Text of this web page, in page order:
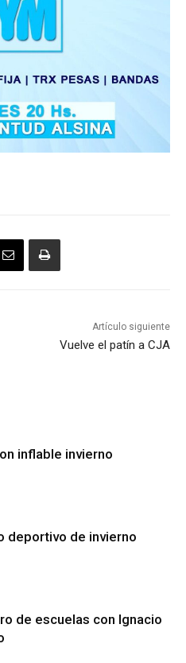
Artículo siguiente
Vuelve el patín a CJA
inflable invierno
deportivo de invierno
de escuelas con Ignacio